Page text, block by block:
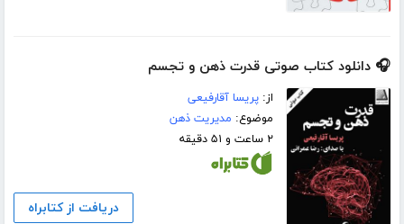
🎧 دانلود کتاب صوتی قدرت ذهن و تجسم
از:پریسا آقارفیعی
موضوع: مدیریت ذهن
۲ ساعت و ۵۱ دقیقه
دریافت از کتابراه